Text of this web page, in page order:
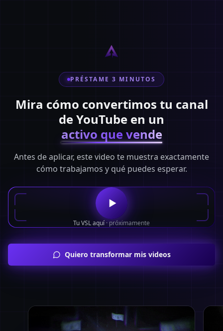
PRÉSTAME 3 MINUTOS
Mira cómo convertimos tu canal
de YouTube en un
activo que vende
Antes de aplicar, este video te muestra exactamente
cómo trabajamos y qué puedes esperar.
Tu VSL aquí· próximamente
Quiero transformar mis videos